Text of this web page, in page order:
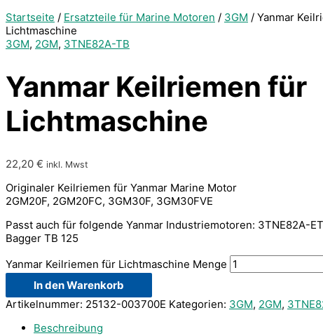
Startseite / Ersatzteile für Marine Motoren / 3GM / Yanmar
Lichtmaschine
3GM, 2GM, 3TNE82A-TB
Yanmar Keilriemen für
Lichtmaschine
22,20 € inkl. Mwst
Originaler Keilriemen für Yanmar Marine Motor
2GM20F, 2GM20FC, 3GM30F, 3GM30FVE
Passt auch für folgende Yanmar Industriemotoren: 3TNE82A-
Bagger TB 125
Yanmar Keilriemen für Lichtmaschine Menge
In den Warenkorb
Artikelnummer: 25132-003700E Kategorien: 3GM, 2GM,
Beschreibung